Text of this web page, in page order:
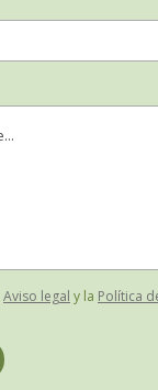
Aviso legal y la Política